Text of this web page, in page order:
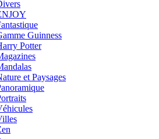
Guinness
Potter
et Paysages